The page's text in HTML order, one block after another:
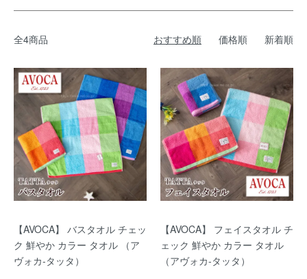
全4商品 おすすめ順 価格順 新着順
【AVOCA】 バスタオル チェッ
ク 鮮やか カラー タオル （ア
ヴォカ-タッタ）
【AVOCA】 フェイスタオル チ
ェック 鮮やか カラー タオル
（アヴォカ-タッタ）